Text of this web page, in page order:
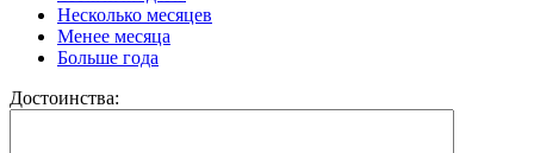
Несколько месяцев
Менее месяца
Больше года
Достоинства: